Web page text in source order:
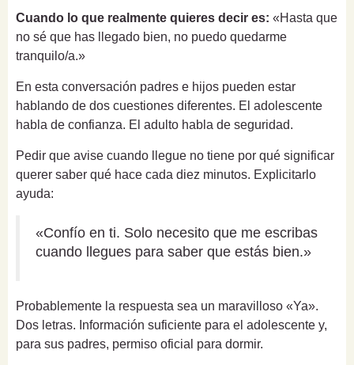
Cuando lo que realmente quieres decir es: «Hasta que
no sé que has llegado bien, no puedo quedarme
tranquilo/a.»
En esta conversación padres e hijos pueden estar
hablando de dos cuestiones diferentes. El adolescente
habla de confianza. El adulto habla de seguridad.
Pedir que avise cuando llegue no tiene por qué significar
querer saber qué hace cada diez minutos. Explicitarlo
ayuda:
«Confío en ti. Solo necesito que me escribas
cuando llegues para saber que estás bien.»
Probablemente la respuesta sea un maravilloso «Ya».
Dos letras. Información suficiente para el adolescente y,
para sus padres, permiso oficial para dormir.